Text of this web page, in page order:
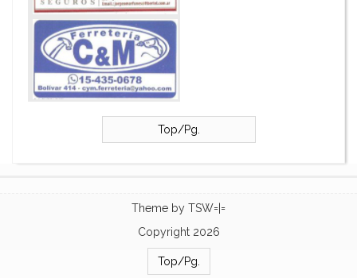
Top/Pg.
Theme by TSW=|=
Copyright 2026
Top/Pg.